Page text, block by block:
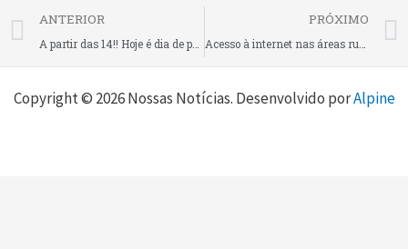
Prev
ANTERIOR
A partir das 14!! Hoje é dia de pastel frito na hora no Superpão do MAK Center, em Rio Negrinho! Um lanche perfeito pra uma sexta-feira!
PRÓXIMO
Acesso à internet nas áreas rurais dispara 150% em oito anos e alcança 84,8% da população
Copyright © 2026 Nossas Notícias. Desenvolvido porAlpine